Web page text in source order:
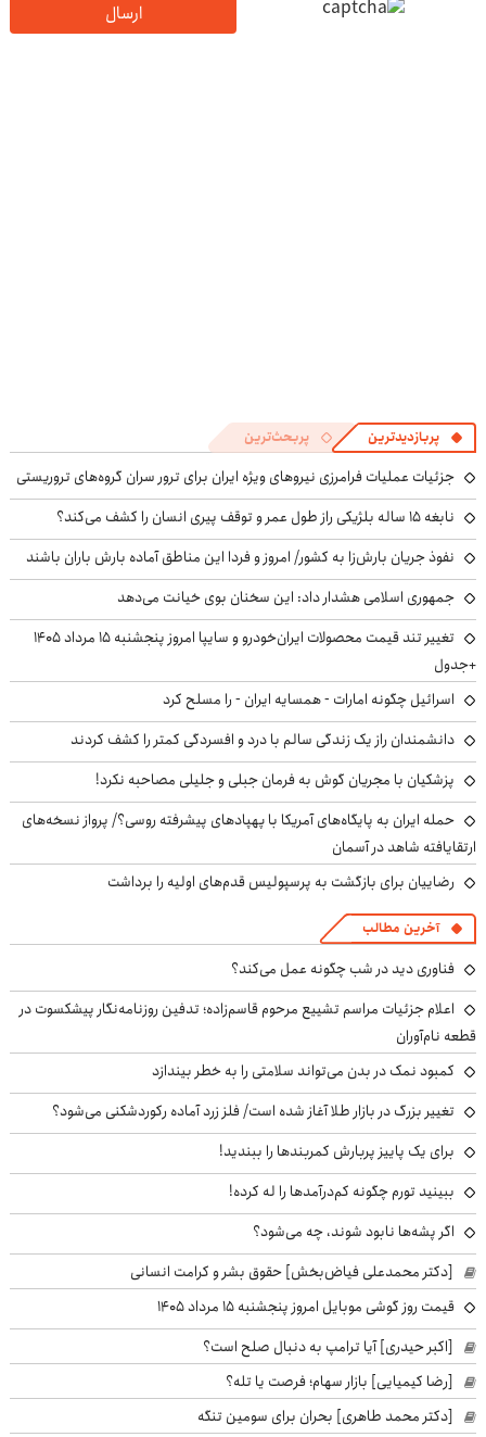
ارسال
پربازدیدترین پربحث‌ترین
جزئیات عملیات فرامرزی نیروهای ویژه ایران برای ترور سران گروه‌های تروریستی
نابغه ۱۵ ساله بلژیکی راز طول عمر و توقف پیری انسان را کشف می‌کند؟
نفوذ جریان بارش‌زا به کشور/ امروز و فردا این مناطق آماده بارش باران باشند
جمهوری اسلامی هشدار داد: این سخنان بوی خیانت می‌دهد
تغییر تند قیمت محصولات ایران‌خودرو و سایپا امروز پنجشنبه ۱۵ مرداد ۱۴۰۵
+جدول
اسرائیل چگونه امارات - همسایه ایران - را مسلح کرد
دانشمندان راز یک زندگی سالم با درد و افسردگی کمتر را کشف کردند
پزشکیان با مجریان گوش به فرمان جبلی و جلیلی مصاحبه نکرد!
حمله ایران به پایگاه‌های آمریکا با پهپادهای پیشرفته روسی؟/ پرواز نسخه‌های
ارتقایافته شاهد در آسمان
رضاییان برای بازگشت به پرسپولیس قدم‌های اولیه را برداشت
آخرین مطالب
فناوری دید در شب چگونه عمل می‌کند؟
اعلام جزئیات مراسم تشییع مرحوم قاسم‌زاده؛ تدفین روزنامه‌نگار پیشکسوت در
قطعه نام‌آوران
کمبود نمک در بدن می‌تواند سلامتی را به خطر بیندازد
تغییر بزرگ در بازار طلا آغاز شده است/ فلز زرد آماده رکوردشکنی می‌شود؟
برای یک پاییز پربارش کمربندها را ببندید!
ببینید تورم چگونه کم‌درآمدها را له کرده!
اگر پشه‌ها نابود شوند، چه می‌شود؟
[دکتر محمدعلی فیاض‌بخش] حقوق بشر و کرامت انسانی
قیمت روز گوشی موبایل امروز پنجشنبه ۱۵ مرداد ۱۴۰۵
[اکبر حیدری] آیا ترامپ به دنبال صلح است؟
[رضا کیمیایی] بازار سهام؛ فرصت یا تله؟
[دکتر محمد طاهری] بحران برای سومین تنگه